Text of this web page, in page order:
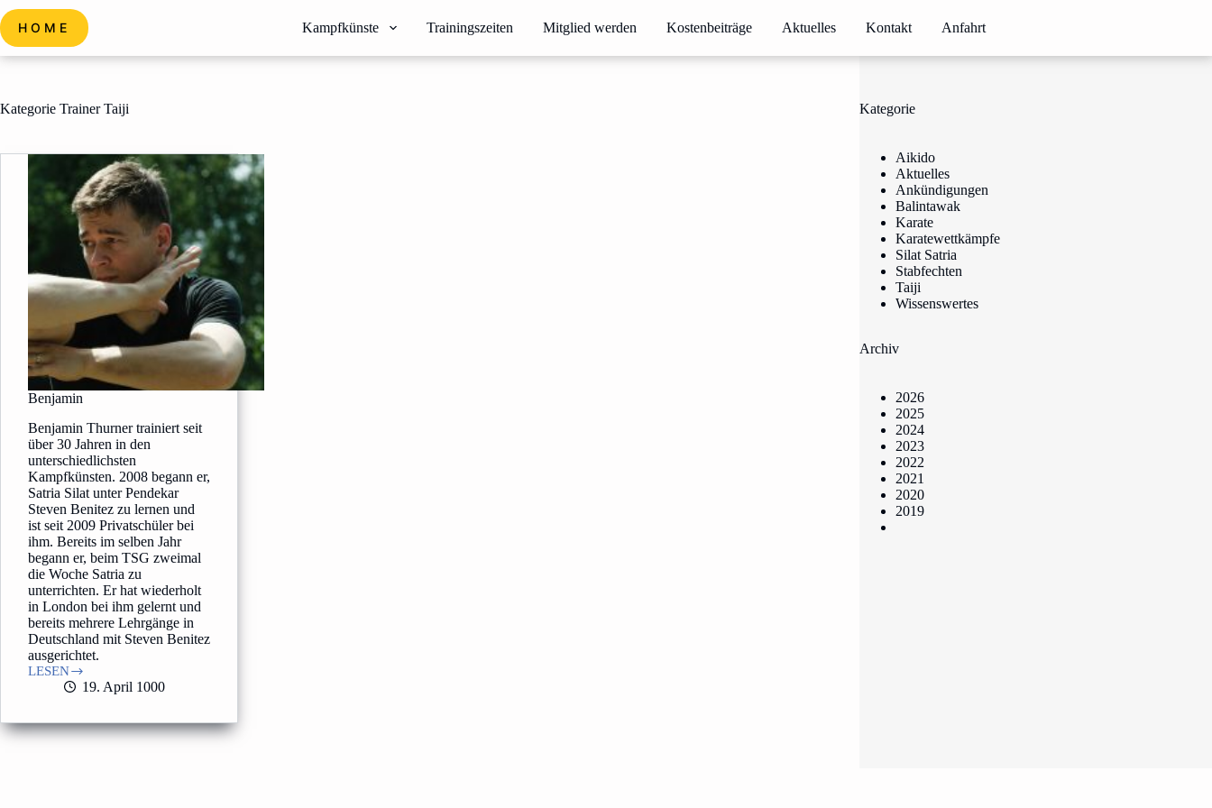
Zum
Inhalt
springen
HOME Kampfkünste Trainingszeiten Mitglied werden Kostenbeiträge Aktuelles Kontakt Anfahrt
Kategorie Trainer Taiji
Benjamin
Benjamin Thurner trainiert seit
über 30 Jahren in den
unterschiedlichsten
Kampfkünsten. 2008 begann er,
Satria Silat unter Pendekar
Steven Benitez zu lernen und
ist seit 2009 Privatschüler bei
ihm. Bereits im selben Jahr
begann er, beim TSG zweimal
die Woche Satria zu
unterrichten. Er hat wiederholt
in London bei ihm gelernt und
bereits mehrere Lehrgänge in
Deutschland mit Steven Benitez
ausgerichtet.
LESEN
Benjamin
19. April 1000
Kategorie
Aikido
Aktuelles
Ankündigungen
Balintawak
Karate
Karatewettkämpfe
Silat Satria
Stabfechten
Taiji
Wissenswertes
Archiv
2026
2025
2024
2023
2022
2021
2020
2019